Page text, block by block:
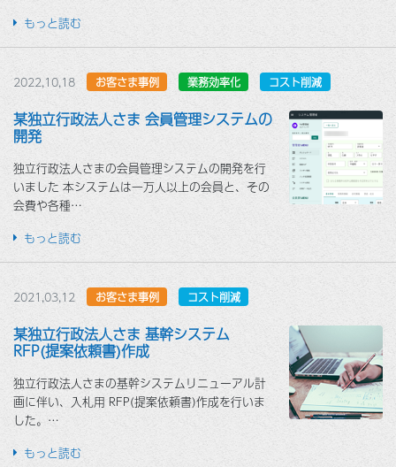
もっと読む
2022,10,18 お客さま事例 業務効率化 コスト削減
某独立行政法人さま 会員管理システムの
開発
独立行政法人さまの会員管理システムの開発を行
いました 本システムは一万人以上の会員と、その
会費や各種…
もっと読む
2021,03,12 お客さま事例 コスト削減
某独立行政法人さま 基幹システム
RFP(提案依頼書)作成
独立行政法人さまの基幹システムリニューアル計
画に伴い、入札用 RFP(提案依頼書)作成を行いま
した。…
もっと読む